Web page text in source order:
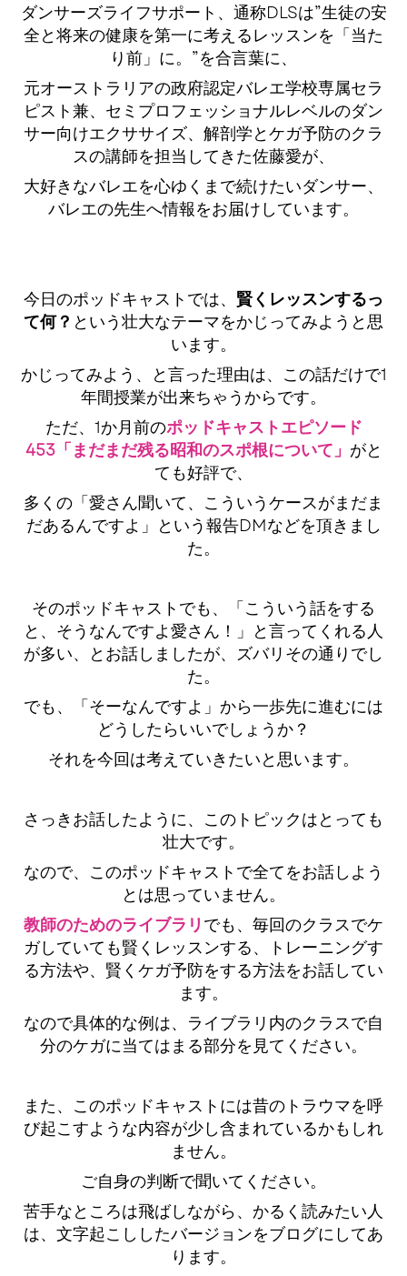
ダンサーズライフサポート、通称DLSは”生徒の安
全と将来の健康を第一に考えるレッスンを「当た
り前」に。”を合言葉に、
元オーストラリアの政府認定バレエ学校専属セラ
ピスト兼、セミプロフェッショナルレベルのダン
サー向けエクササイズ、解剖学とケガ予防のクラ
スの講師を担当してきた佐藤愛が、
大好きなバレエを心ゆくまで続けたいダンサー、
バレエの先生へ情報をお届けしています。
今日のポッドキャストでは、 賢くレッスンするっ
て何？ という壮大なテーマをかじってみようと思
います。
かじってみよう、と言った理由は、この話だけで1
年間授業が出来ちゃうからです。
ただ、1か月前のポッドキャストエピソード
453「まだまだ残る昭和のスポ根について」 がと
ても好評で、
多くの「愛さん聞いて、こういうケースがまだま
だあるんですよ」という報告DMなどを頂きまし
た。
そのポッドキャストでも、「こういう話をする
と、そうなんですよ愛さん！」と言ってくれる人
が多い、とお話しましたが、ズバリその通りでし
た。
でも、「そーなんですよ」から一歩先に進むには
どうしたらいいでしょうか？
それを今回は考えていきたいと思います。
さっきお話したように、このトピックはとっても
壮大です。
なので、このポッドキャストで全てをお話しよう
とは思っていません。
教師のためのライブラリでも、毎回のクラスでケ
ガしていても賢くレッスンする、トレーニングす
る方法や、賢くケガ予防をする方法をお話してい
ます。
なので具体的な例は、ライブラリ内のクラスで自
分のケガに当てはまる部分を見てください。
また、このポッドキャストには昔のトラウマを呼
び起こすような内容が少し含まれているかもしれ
ません。
ご自身の判断で聞いてください。
苦手なところは飛ばしながら、かるく読みたい人
は、文字起こししたバージョンをブログにしてあ
ります。